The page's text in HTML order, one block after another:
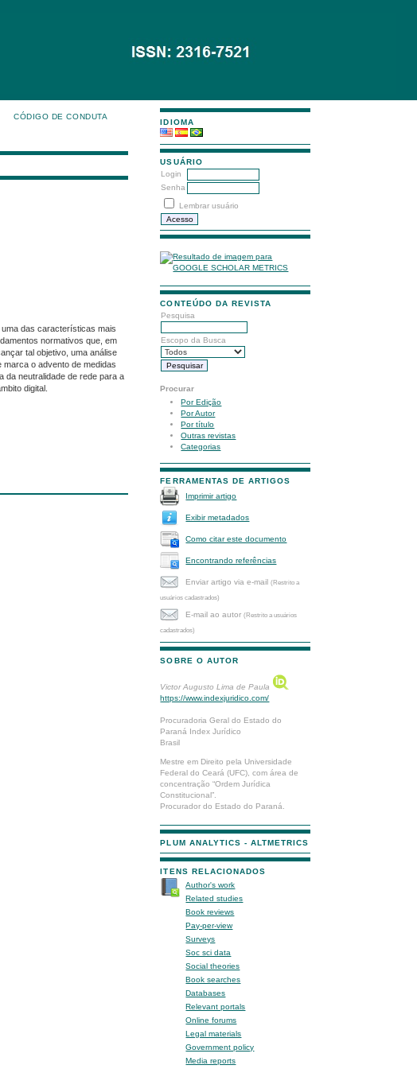
IDIOMA
USUÁRIO
Login
Senha
Lembrar usuário
CONTEÚDO DA REVISTA
Pesquisa
Escopo da Busca
Procurar
Por Edição
Por Autor
Por título
Outras revistas
Categorias
FERRAMENTAS DE ARTIGOS
Imprimir artigo
Exibir metadados
Como citar este documento
Encontrando referências
Enviar artigo via e-mail(Restrito a
usuários cadastrados)
E-mail ao autor(Restrito a usuários
cadastrados)
SOBRE O AUTOR
Victor Augusto Lima de Paula
https://www.indexjuridico.com/
Procuradoria Geral do Estado do
Paraná Index Jurídico
Brasil
Mestre em Direito pela Universidade
Federal do Ceará (UFC), com área de
concentração “Ordem Jurídica
Constitucional”.
Procurador do Estado do Paraná.
PLUM ANALYTICS - ALTMETRICS
ITENS RELACIONADOS
Author's work
Related studies
Book reviews
Pay-per-view
Surveys
Soc sci data
Social theories
Book searches
Databases
Relevant portals
Online forums
Legal materials
Government policy
Media reports
CÓDIGO DE CONDUTA
das características mais
normativos que, em
tal objetivo, uma análise
o advento de medidas
da neutralidade de rede para a
digital.